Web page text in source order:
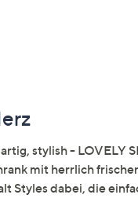
stylish - LOVELY
mit herrlich
Styles dabei, die